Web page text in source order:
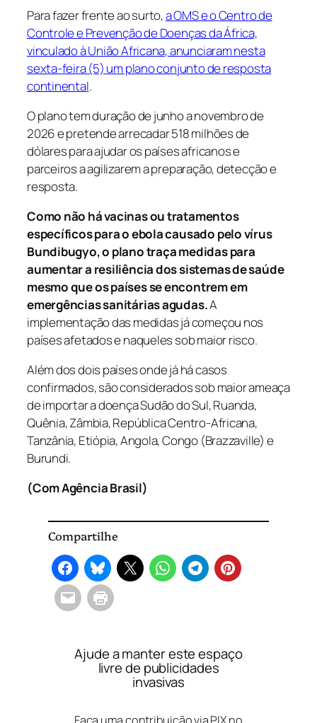
Para fazer frente ao surto,a OMS e o Centro de
Controle e Prevenção de Doenças da África,
vinculado à União Africana, anunciaram nesta
sexta-feira (5) um plano conjunto de resposta
continental.
O plano tem duração de junho a novembro de
2026 e pretende arrecadar 518 milhões de
dólares para ajudar os países africanos e
parceiros a agilizarem a preparação, detecção e
resposta.
Como não há vacinas ou tratamentos
específicos para o ebola causado pelo vírus
Bundibugyo, o plano traça medidas para
aumentar a resiliência dos sistemas de saúde
mesmo que os países se encontrem em
emergências sanitárias agudas.A
implementação das medidas já começou nos
países afetados e naqueles sob maior risco.
Além dos dois países onde já há casos
confirmados, são considerados sob maior ameaça
de importar a doença Sudão do Sul, Ruanda,
Quênia, Zâmbia, República Centro-Africana,
Tanzânia, Etiópia, Angola, Congo (Brazzaville) e
Burundi.
(Com Agência Brasil)
Compartilhe
Ajude a manter este espaço
livre de publicidades
invasivas